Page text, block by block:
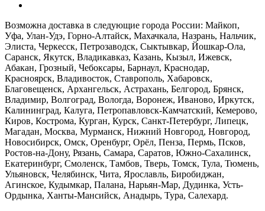
Возможна доставка в следующие города России: Майкоп,
Уфа, Улан-Удэ, Горно-Алтайск, Махачкала, Назрань, Нальчик,
Элиста, Черкесск, Петрозаводск, Сыктывкар, Йошкар-Ола,
Саранск, Якутск, Владикавказ, Казань, Кызыл, Ижевск,
Абакан, Грозный, Чебоксары, Барнаул, Краснодар,
Красноярск, Владивосток, Ставрополь, Хабаровск,
Благовещенск, Архангельск, Астрахань, Белгород, Брянск,
Владимир, Волгоград, Вологда, Воронеж, Иваново, Иркутск,
Калининград, Калуга, Петропавловск-Камчатский, Кемерово,
Киров, Кострома, Курган, Курск, Санкт-Петербург, Липецк,
Магадан, Москва, Мурманск, Нижний Новгород, Новгород,
Новосибирск, Омск, Оренбург, Орёл, Пенза, Пермь, Псков,
Ростов-на-Дону, Рязань, Самара, Саратов, Южно-Сахалинск,
Екатеринбург, Смоленск, Тамбов, Тверь, Томск, Тула, Тюмень,
Ульяновск, Челябинск, Чита, Ярославль, Биробиджан,
Агинское, Кудымкар, Палана, Нарьян-Мар, Дудинка, Усть-
Ордынка, Ханты-Мансийск, Анадырь, Тура, Салехард.